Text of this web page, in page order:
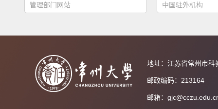
管理部门网站 中国驻外机构
地址：江苏省常州市科
邮政编码：213164
邮箱：